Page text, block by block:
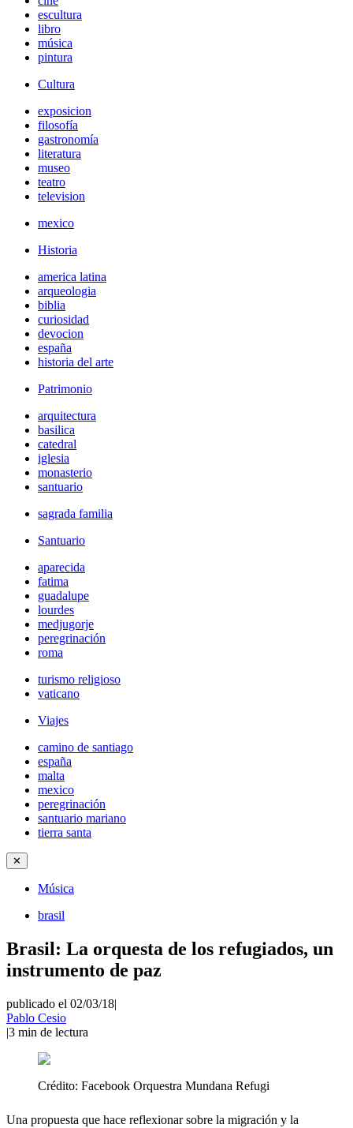
escultura
libro
música
pintura
Cultura
exposicion
filosofía
gastronomía
literatura
museo
teatro
television
mexico
Historia
america latina
arqueologia
biblia
curiosidad
devocion
españa
historia del arte
Patrimonio
arquitectura
basilica
catedral
iglesia
monasterio
santuario
sagrada familia
Santuario
aparecida
fatima
guadalupe
lourdes
medjugorje
peregrinación
roma
turismo religioso
vaticano
Viajes
camino de santiago
españa
malta
mexico
peregrinación
santuario mariano
tierra santa
✕
Música
brasil
Brasil: La orquesta de los refugiados, un
instrumento de paz
publicado el 02/03/18|
Pablo Cesio
|3 min de lectura
Crédito: Facebook Orquestra Mundana Refugi
Una propuesta que hace reflexionar sobre la migración y la